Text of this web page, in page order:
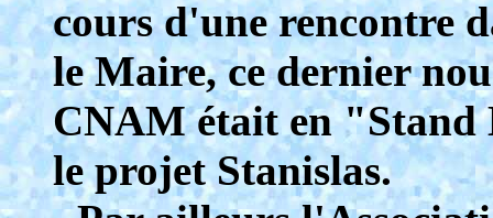
cours d'une rencontre
le Maire, ce dernier
CNAM était en
le projet Stanislas.